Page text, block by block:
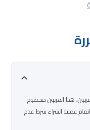
هذا العربون مخصوم
عملية الشراء شرط عدم